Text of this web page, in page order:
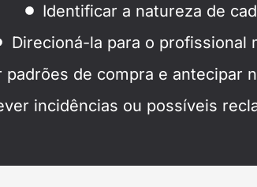
Identificar a natureza de
Direcioná-la para o profissional
padrões de compra e antecipar
incidências ou possíveis